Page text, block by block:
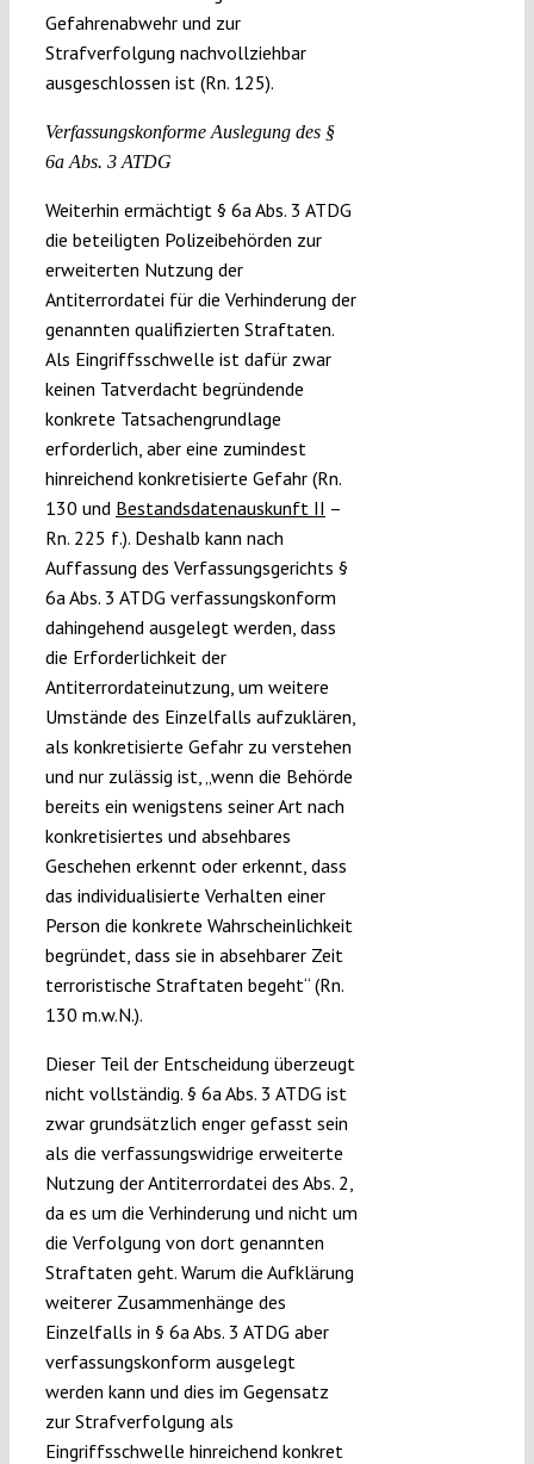
Gefahrenabwehr und zur
Strafverfolgung nachvollziehbar
ausgeschlossen ist (Rn. 125).
Verfassungskonforme Auslegung des §
6a Abs. 3 ATDG
Weiterhin ermächtigt § 6a Abs. 3 ATDG
die beteiligten Polizeibehörden zur
erweiterten Nutzung der
Antiterrordatei für die Verhinderung der
genannten qualifizierten Straftaten.
Als Eingriffsschwelle ist dafür zwar
keinen Tatverdacht begründende
konkrete Tatsachengrundlage
erforderlich, aber eine zumindest
hinreichend konkretisierte Gefahr (Rn.
130 und Bestandsdatenauskunft II –
Rn. 225 f.). Deshalb kann nach
Auffassung des Verfassungsgerichts §
6a Abs. 3 ATDG verfassungskonform
dahingehend ausgelegt werden, dass
die Erforderlichkeit der
Antiterrordateinutzung, um weitere
Umstände des Einzelfalls aufzuklären,
als konkretisierte Gefahr zu verstehen
und nur zulässig ist, „wenn die Behörde
bereits ein wenigstens seiner Art nach
konkretisiertes und absehbares
Geschehen erkennt oder erkennt, dass
das individualisierte Verhalten einer
Person die konkrete Wahrscheinlichkeit
begründet, dass sie in absehbarer Zeit
terroristische Straftaten begeht“ (Rn.
130 m.w.N.).
Dieser Teil der Entscheidung überzeugt
nicht vollständig. § 6a Abs. 3 ATDG ist
zwar grundsätzlich enger gefasst sein
als die verfassungswidrige erweiterte
Nutzung der Antiterrordatei des Abs. 2,
da es um die Verhinderung und nicht um
die Verfolgung von dort genannten
Straftaten geht. Warum die Aufklärung
weiterer Zusammenhänge des
Einzelfalls in § 6a Abs. 3 ATDG aber
verfassungskonform ausgelegt
werden kann und dies im Gegensatz
zur Strafverfolgung als
Eingriffsschwelle hinreichend konkret